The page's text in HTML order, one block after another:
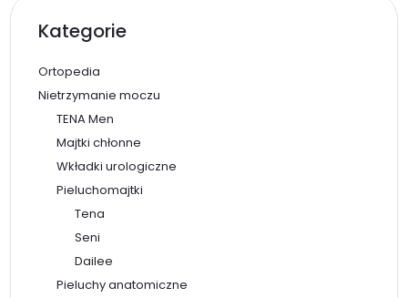
Kategorie
Ortopedia
Nietrzymanie moczu
TENA Men
Majtki chłonne
Wkładki urologiczne
Pieluchomajtki
Tena
Seni
Dailee
Pieluchy anatomiczne